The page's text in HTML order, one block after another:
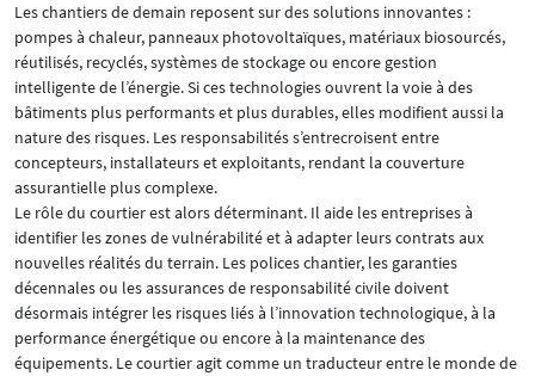
Les chantiers de demain reposent sur des solutions innovantes :
pompes à chaleur, panneaux photovoltaïques, matériaux biosourcés,
réutilisés, recyclés, systèmes de stockage ou encore gestion
intelligente de l’énergie. Si ces technologies ouvrent la voie à des
bâtiments plus performants et plus durables, elles modifient aussi la
nature des risques. Les responsabilités s’entrecroisent entre
concepteurs, installateurs et exploitants, rendant la couverture
assurantielle plus complexe.
Le rôle du courtier est alors déterminant. Il aide les entreprises à
identifier les zones de vulnérabilité et à adapter leurs contrats aux
nouvelles réalités du terrain. Les polices chantier, les garanties
décennales ou les assurances de responsabilité civile doivent
désormais intégrer les risques liés à l’innovation technologique, à la
performance énergétique ou encore à la maintenance des
équipements. Le courtier agit comme un traducteur entre le monde de